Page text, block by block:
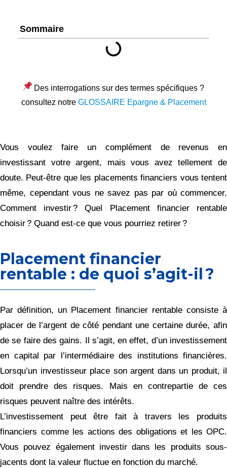
Sommaire
Des interrogations sur des termes spécifiques ?
consultez notre GLOSSAIRE Epargne & Placement
Vous voulez faire un complément de revenus en
investissant votre argent, mais vous avez tellement de
doute. Peut-être que les placements financiers vous tentent
même, cependant vous ne savez pas par où commencer.
Comment investir ? Quel Placement financier rentable
choisir ? Quand est-ce que vous pourriez retirer ?
Placement financier
rentable : de quoi s’agit-il ?
Par définition, un Placement financier rentable consiste à
placer de l’argent de côté pendant une certaine durée, afin
de se faire des gains. Il s’agit, en effet, d’un investissement
en capital par l’intermédiaire des institutions financières.
Lorsqu’un investisseur place son argent dans un produit, il
doit prendre des risques. Mais en contrepartie de ces
risques peuvent naître des intérêts.
L’investissement peut être fait à travers les produits
financiers comme les actions des obligations et les OPC.
Vous pouvez également investir dans les produits sous-
jacents dont la valeur fluctue en fonction du marché.